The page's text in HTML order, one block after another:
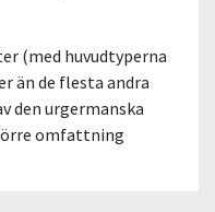
(med huvudtyperna
än de flesta andra
den urgermanska
omfattning